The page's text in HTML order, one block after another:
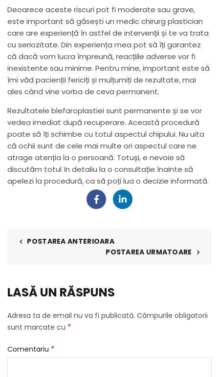
Deoarece aceste riscuri pot fi moderate sau grave,
este important să găsești un medic chirurg plastician
care are experiență în astfel de intervenții și te va trata
cu seriozitate. Din experiența mea pot să îți garantez
că dacă vom lucra împreună, reacțiile adverse vor fi
inexistente sau minime. Pentru mine, important este să
îmi văd pacienții fericiți și mulțumiți de rezultate, mai
ales când vine vorba de ceva permanent.
Rezultatele blefaroplastiei sunt permanente și se vor
vedea imediat după recuperare. Această procedură
poate să îți schimbe cu totul aspectul chipului. Nu uita
că ochii sunt de cele mai multe ori aspectul care ne
atrage atenția la o persoană. Totuși, e nevoie să
discutăm totul în detaliu la o consultație înainte să
apelezi la procedură, ca să poți lua o decizie informată.
POSTAREA ANTERIOARA
POSTAREA URMATOARE
LASĂ UN RĂSPUNS
Adresa ta de email nu va fi publicată. Câmpurile obligatorii
sunt marcate cu *
Comentariu *